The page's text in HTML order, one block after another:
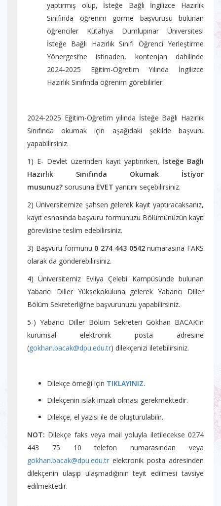
yaptırmış olup, İsteğe Bağlı İngilizce Hazırlık
Sınıfında öğrenim görme başvurusu bulunan
öğrenciler Kütahya Dumlupınar Üniversitesi
İsteğe Bağlı Hazırlık Sınıfı Öğrenci Yerleştirme
Yönergesi’ne istinaden, kontenjan dahilinde
2024-2025 Eğitim-Öğretim Yılında İngilizce
Hazırlık Sınıfında öğrenim görebilirler.
2024-2025 Eğitim-Öğretim yılında İsteğe Bağlı Hazırlık
Sınıfında okumak için aşağıdaki şekilde başvuru
yapabilirsiniz.
1) E- Devlet üzerinden kayıt yaptırırken, İsteğe Bağlı
Hazırlık Sınıfında Okumak İstiyor
musunuz? sorusuna EVET yanıtını seçebilirsiniz.
2) Üniversitemize şahsen gelerek kayıt yaptıracaksanız,
kayıt esnasında başvuru formunuzu Bölümünüzün kayıt
görevlisine teslim edebilirsiniz.
3) Başvuru formunu 0 274 443 0542numarasına FAKS
olarak da gönderebilirsiniz.
4) Üniversitemiz Evliya Çelebi Kampüsünde bulunan
Yabancı Diller Yüksekokuluna gelerek Yabancı Diller
Bölüm Sekreterliği’ne başvurunuzu yapabilirsiniz.
5-) Yabancı Diller Bölüm Sekreteri Gökhan BACAK’ın
kurumsal elektronik posta adresine
(gokhan.bacak@dpu.edu.tr) dilekçenizi iletebilirsiniz.
Dilekçe örneği için TIKLAYINIZ.
Dilekçenin ıslak imzalı olması gerekmektedir.
Dilekçe, el yazısı ile de oluşturulabilir.
NOT: Dilekçe faks veya mail yoluyla iletilecekse 0274
443 75 10 telefon numarasından veya
gokhan.bacak@dpu.edu.tr elektronik posta adresinden
dilekçenin ulaşıp ulaşmadığının teyit edilmesi tavsiye
edilmektedir.